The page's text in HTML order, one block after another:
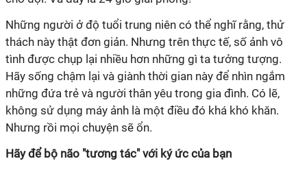
Những người ở độ tuổi trung niên có thể nghĩ rằng, thử
thách này thật đơn giản. Nhưng trên thực tế, số ảnh vô
tình được chụp lại nhiều hơn những gì ta tưởng tượng.
Hãy sống chậm lại và giành thời gian này để nhìn ngắm
những đứa trẻ và người thân yêu trong gia đình. Có lẽ,
không sử dụng máy ảnh là một điều đó khá khó khăn.
Nhưng rồi mọi chuyện sẽ ổn.
Hãy để bộ não "tương tác" với ký ức của bạn